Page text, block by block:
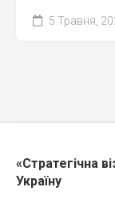
5 Травня,
«Стратегічна
Україну